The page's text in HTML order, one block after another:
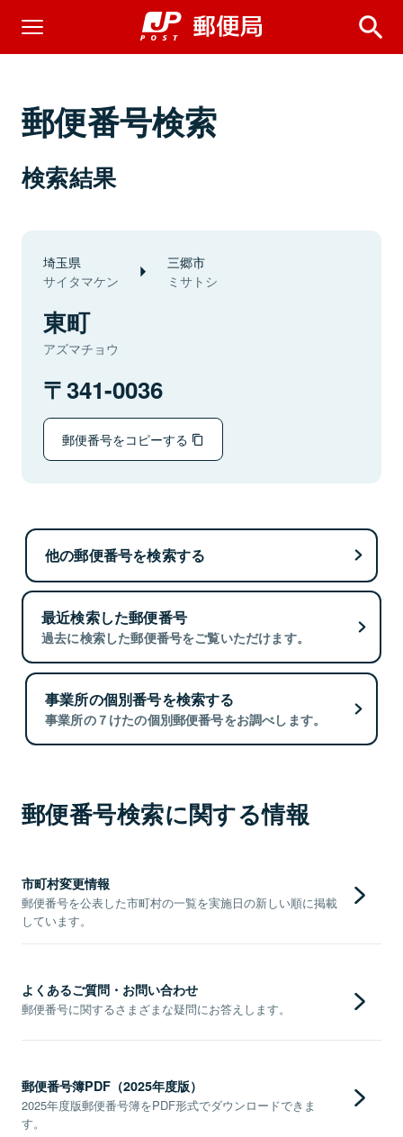
郵便番号検索
検索結果
埼玉県
サイタマケン
三郷市
ミサトシ
東町
アズマチョウ
341-0036
郵便番号をコピーする
他の郵便番号を検索する
最近検索した郵便番号
過去に検索した郵便番号をご覧いただけます。
事業所の個別番号を検索する
事業所の７けたの個別郵便番号をお調べします。
郵便番号検索に関する情報
市町村変更情報
郵便番号を公表した市町村の一覧を実施日の新しい順に掲載
しています。
よくあるご質問・お問い合わせ
郵便番号に関するさまざまな疑問にお答えします。
郵便番号簿PDF（2025年度版）
2025年度版郵便番号簿をPDF形式でダウンロードできま
す。